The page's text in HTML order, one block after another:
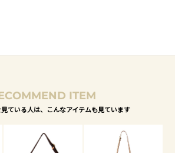
ITEM
ている人は、こんなアイテムも見ています